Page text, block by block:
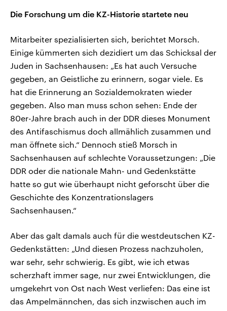
Die Forschung um die KZ-Historie startete neu
Mitarbeiter spezialisierten sich, berichtet Morsch.
Einige kümmerten sich dezidiert um das Schicksal der
Juden in Sachsenhausen: „Es hat auch Versuche
gegeben, an Geistliche zu erinnern, sogar viele. Es
hat die Erinnerung an Sozialdemokraten wieder
gegeben. Also man muss schon sehen: Ende der
80er-Jahre brach auch in der DDR dieses Monument
des Antifaschismus doch allmählich zusammen und
man öffnete sich.“ Dennoch stieß Morsch in
Sachsenhausen auf schlechte Voraussetzungen: „Die
DDR oder die nationale Mahn- und Gedenkstätte
hatte so gut wie überhaupt nicht geforscht über die
Geschichte des Konzentrationslagers
Sachsenhausen.“
Aber das galt damals auch für die westdeutschen KZ-
Gedenkstätten: „Und diesen Prozess nachzuholen,
war sehr, sehr schwierig. Es gibt, wie ich etwas
scherzhaft immer sage, nur zwei Entwicklungen, die
umgekehrt von Ost nach West verliefen: Das eine ist
das Ampelmännchen, das sich inzwischen auch im